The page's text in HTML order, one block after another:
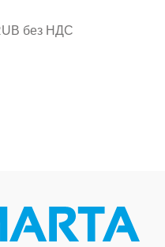
без НДС